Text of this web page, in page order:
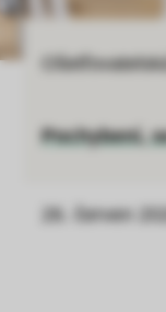
Pochybení,
26. červen